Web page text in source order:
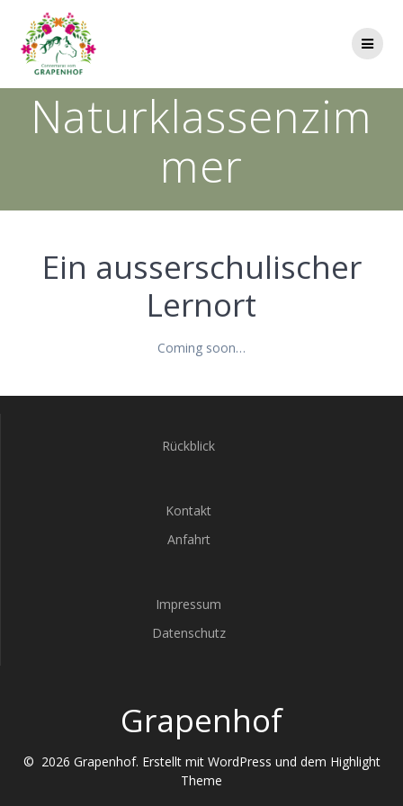
Naturklassenzim
mer
Ein ausserschulischer
Lernort
Coming soon…
Rückblick
Kontakt
Anfahrt
Impressum
Datenschutz
Grapenhof
© 2026 Grapenhof. Erstellt mit WordPress und dem Highlight
Theme